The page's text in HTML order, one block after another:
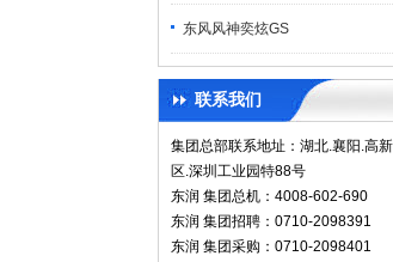
东风风神奕炫GS
联系我们
集团总部联系地址：湖北.襄阳.高新
区.深圳工业园特88号
东润 集团总机：4008-602-690
东润 集团招聘：0710-2098391
东润 集团采购：0710-2098401